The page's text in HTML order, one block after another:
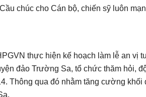
chúc cho Cán bộ, chiến sỹ luôn
thực hiện kế hoạch làm lễ an vị
đảo Trường Sa, tổ chức thăm hỏi,
Thông qua đó nhằm tăng cường